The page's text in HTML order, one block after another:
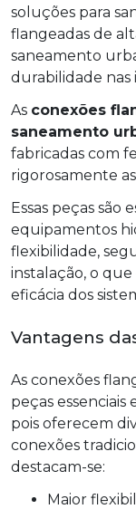
soluções para
flangeadas de
saneamento
durabilidade nas
As conexões
saneamento
fabricadas com
rigorosamente
Essas peças são
equipamentos
flexibilidade,
instalação, o
eficácia dos
Vantagens
As conexões
peças
pois oferecem
conexões
destacam-se:
Maior flexibilidade na conexão de diferentes